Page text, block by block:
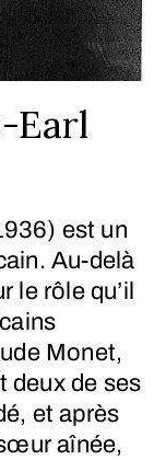
Earl
est un
Au-delà
rôle qu’il
Monet,
deux de ses
et après
aînée,